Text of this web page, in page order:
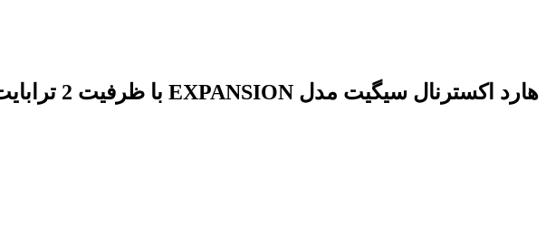
هارد اکسترنال سیگیت مدل EXPANSION با ظرفیت 2 ترابایت | Segate Expansion poratable External hdd -2TB